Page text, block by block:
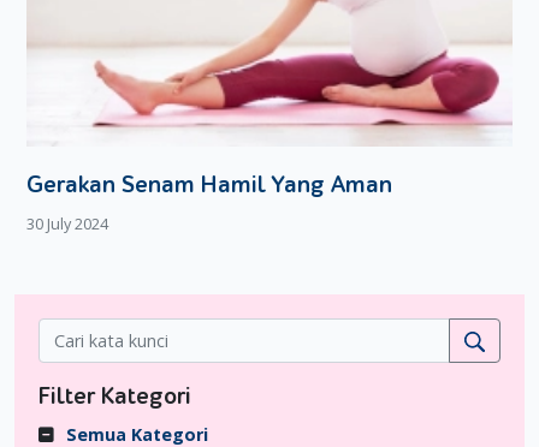
Gerakan Senam Hamil Yang Aman
30 July 2024
Filter Kategori
Semua Kategori